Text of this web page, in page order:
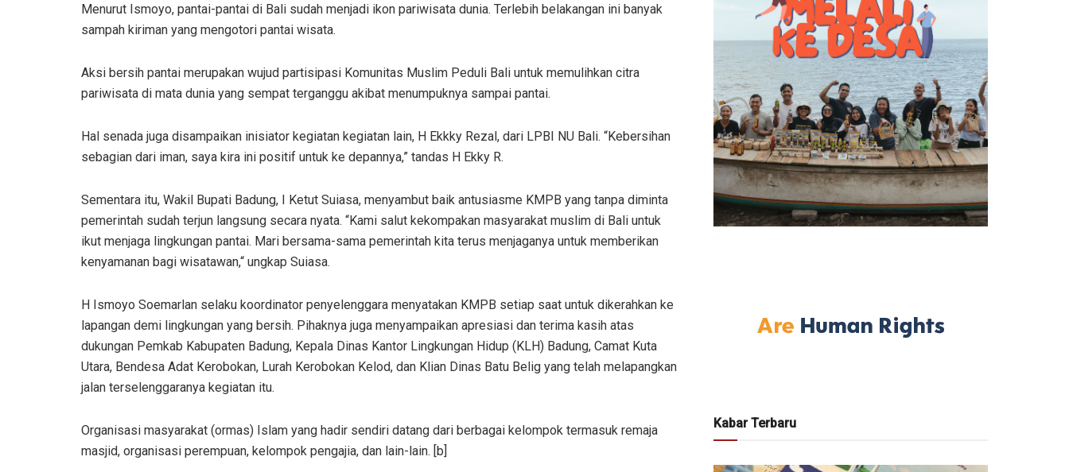
Menurut Ismoyo, pantai-pantai di Bali sudah menjadi ikon pariwisata dunia. Terlebih belakangan ini banyak
sampah kiriman yang mengotori pantai wisata.
Aksi bersih pantai merupakan wujud partisipasi Komunitas Muslim Peduli Bali untuk memulihkan citra
pariwisata di mata dunia yang sempat terganggu akibat menumpuknya sampai pantai.
Hal senada juga disampaikan inisiator kegiatan kegiatan lain, H Ekkky Rezal, dari LPBI NU Bali. “Kebersihan
sebagian dari iman, saya kira ini positif untuk ke depannya,” tandas H Ekky R.
Sementara itu, Wakil Bupati Badung, I Ketut Suiasa, menyambut baik antusiasme KMPB yang tanpa diminta
pemerintah sudah terjun langsung secara nyata. “Kami salut kekompakan masyarakat muslim di Bali untuk
ikut menjaga lingkungan pantai. Mari bersama-sama pemerintah kita terus menjaganya untuk memberikan
kenyamanan bagi wisatawan,“ ungkap Suiasa.
H Ismoyo Soemarlan selaku koordinator penyelenggara menyatakan KMPB setiap saat untuk dikerahkan ke
lapangan demi lingkungan yang bersih. Pihaknya juga menyampaikan apresiasi dan terima kasih atas
dukungan Pemkab Kabupaten Badung, Kepala Dinas Kantor Lingkungan Hidup (KLH) Badung, Camat Kuta
Utara, Bendesa Adat Kerobokan, Lurah Kerobokan Kelod, dan Klian Dinas Batu Belig yang telah melapangkan
jalan terselenggaranya kegiatan itu.
Organisasi masyarakat (ormas) Islam yang hadir sendiri datang dari berbagai kelompok termasuk remaja
masjid, organisasi perempuan, kelompok pengajia, dan lain-lain. [b]
Kabar Terbaru